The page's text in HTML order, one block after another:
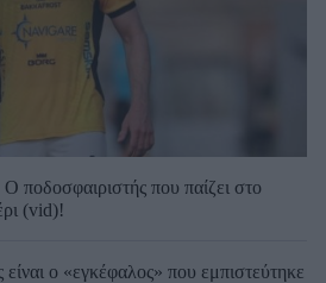
ποδοσφαιριστής που παίζει στο
(vid)!
ο «εγκέφαλος» που εμπιστεύτηκε